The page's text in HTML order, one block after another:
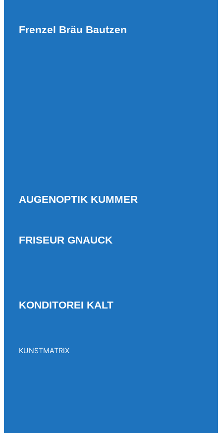
Frenzel Bräu Bautzen
AUGENOPTIK KUMMER
FRISEUR GNAUCK
KONDITOREI KALT
KUNSTMATRIX